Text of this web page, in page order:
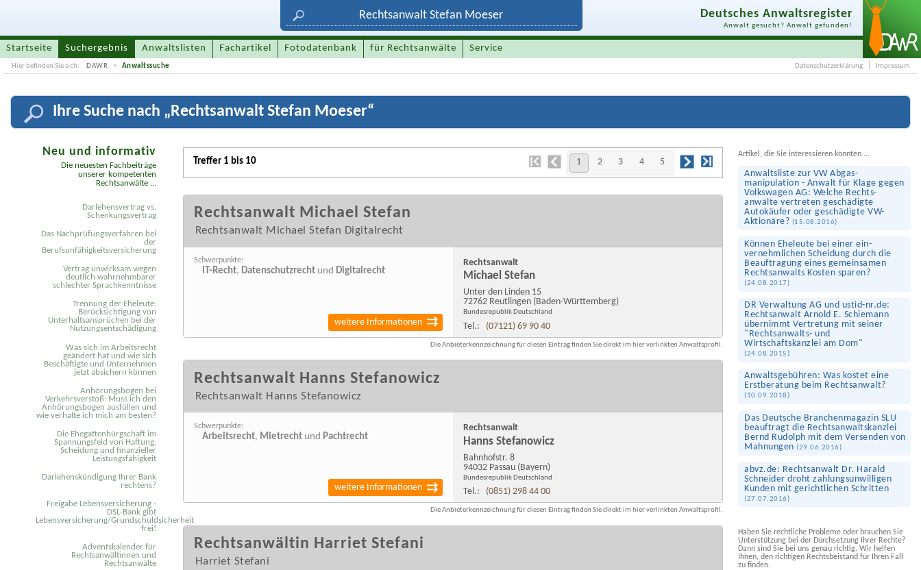
Deutsches Anwaltsregister
Anwalt gesucht? Anwalt gefunden!
Startseite Suchergebnis Anwaltslisten Fachartikel Fotodatenbank für Rechtsanwälte Service
Hier befinden Sie sich: DAWR Anwaltssuche Datenschutzerklärung Impressum
Ihre Suche nach „ Rechtsanwalt Stefan Moeser“
Treffer 1 bis 10 1 2 3 4 5
Rechtsanwalt Michael Stefan
Rechtsanwalt Michael Stefan Digitalrecht
Rechtsanwalt
Michael Stefan
Unter den Linden 15
72762 Reutlingen (Baden-Württemberg)
Bundesrepublik Deutschland
Tel.: (07121) 69 90 40
Schwerpunkte:
IT-Recht, Datenschutzrecht und Digitalrecht
weitere Informationen
Die Anbieterkennzeichnung für diesen Eintrag finden Sie direkt im hier verlinkten Anwaltsprofil.
Rechtsanwalt Hanns Stefanowicz
Rechtsanwalt Hanns Stefanowicz
Rechtsanwalt
Hanns Stefanowicz
Bahnhofstr. 8
94032 Passau (Bayern)
Bundesrepublik Deutschland
Tel.: (0851) 298 44 00
Schwerpunkte:
Arbeitsrecht, Mietrecht und Pachtrecht
weitere Informationen
Die Anbieterkennzeichnung für diesen Eintrag finden Sie direkt im hier verlinkten Anwaltsprofil.
Rechtsanwältin Harriet Stefani
Harriet Stefani
Artikel, die Sie interessieren könnten ...
Anwaltsliste zur VW Abgas­
manipulation - Anwalt für Klage gegen
Volkswagen AG: Welche Rechts­
anwälte vertreten geschädigte
Autokäufer oder geschädigte VW-
Aktionäre? (15.08.2016)
Können Eheleute bei einer ein­
vernehmlichen Scheidung durch die
Beauftragung eines gemeinsamen
Rechts­anwalts Kosten sparen?
(24.08.2017)
DR Verwaltung AG und ustid-nr.de:
Rechtsanwalt Arnold E. Schiemann
übernimmt Vertretung mit seiner
"Rechtsanwalts- und
Wirtschaftskanzlei am Dom"
(24.08.2015 )
Anwalts­gebühren: Was kostet eine
Erst­beratung beim Rechtsanwalt?
(10.09.2018)
Das Deutsche Branchenmagazin SLU
beauftragt die Rechtsanwaltskanzlei
Bernd Rudolph mit dem Versenden von
Mahnungen(29.06.2016)
abvz.de: Rechtsanwalt Dr. Harald
Schneider droht zahlungs­unwilligen
Kunden mit gerichtlichen Schritten
(27.07.2016)
Haben Sie rechtliche Probleme oder brauchen Sie
Unterstützung bei der Durchsetzung Ihrer Rechte?
Dann sind Sie bei uns genau richtig. Wir helfen
Ihnen, den richtigen Rechtsbeistand für Ihren Fall
zu finden.
Neu und informativ
Die neuesten Fachbeiträge
unserer kompetenten
Rechtsanwälte ...
Darlehensvertrag vs.
Schenkungsvertrag
Das Nachprüfungsverfahren bei
der
Berufsunfähigkeitsversicherung
Vertrag unwirksam wegen
deutlich wahrnehmbarer
schlechter Sprachkenntnisse
Trennung der Eheleute:
Berücksichtigung von
Unterhaltsansprüchen bei der
Nutzungsentschädigung
Was sich im Arbeitsrecht
geändert hat und wie sich
Beschäftigte und Unternehmen
jetzt absichern können
Anhörungsbogen bei
Verkehrsverstoß: Muss ich den
Anhörungsbogen ausfüllen und
wie verhalte ich mich am besten?
Die Ehegattenbürgschaft im
Spannungsfeld von Haftung,
Scheidung und finanzieller
Leistungsfähigkeit
Darlehenskündigung Ihrer Bank
rechtens?
Freigabe Lebensversicherung -
DSL-Bank gibt
Lebensversicherung/Grundschuldsicherheit
frei!
Adventskalender für
Rechtsanwältinnen und
Rechtsanwälte